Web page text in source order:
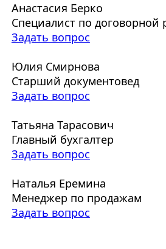
Анастасия Берко
Специалист по договорной
Задать вопрос
Юлия Смирнова
Старший документовед
Задать вопрос
Татьяна Тарасович
Главный бухгалтер
Задать вопрос
Наталья Еремина
Менеджер по продажам
Задать вопрос